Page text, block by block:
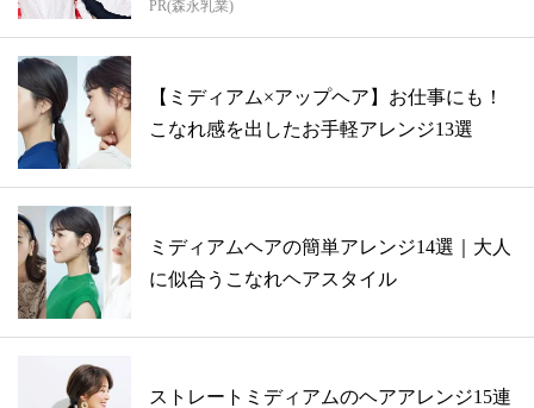
PR(森永乳業)
【ミディアム×アップヘア】お仕事にも！
こなれ感を出したお手軽アレンジ13選
ミディアムヘアの簡単アレンジ14選｜大人
に似合うこなれヘアスタイル
ストレートミディアムのヘアアレンジ15連